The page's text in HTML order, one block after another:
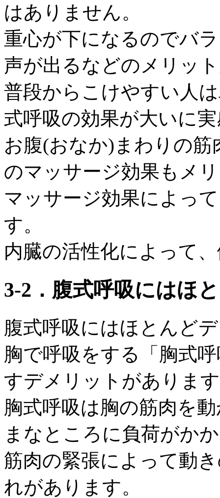
はありません。
重心が下になるのでバ
声が出るなどのメリッ
普段からこけやすい人
式呼吸の効果が大いに
お腹(おなか)まわりの
のマッサージ効果もメ
マッサージ効果によっ
す。
内臓の活性化によって
3‐2．腹式呼吸にはほ
腹式呼吸にはほとんど
胸で呼吸をする「胸式
すデメリットがありま
胸式呼吸は胸の筋肉を
まなところに負荷がか
筋肉の緊張によって動
れがあります。